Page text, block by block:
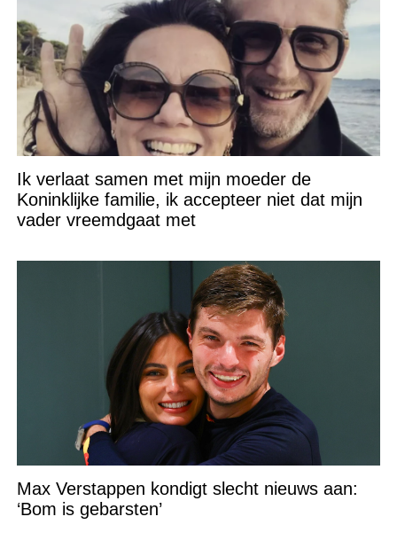
Ik verlaat samen met mijn moeder de
Koninklijke familie, ik accepteer niet dat mijn
vader vreemdgaat met
Max Verstappen kondigt slecht nieuws aan:
‘Bom is gebarsten’